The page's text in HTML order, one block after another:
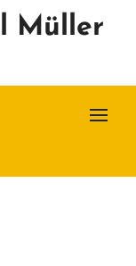
Müller